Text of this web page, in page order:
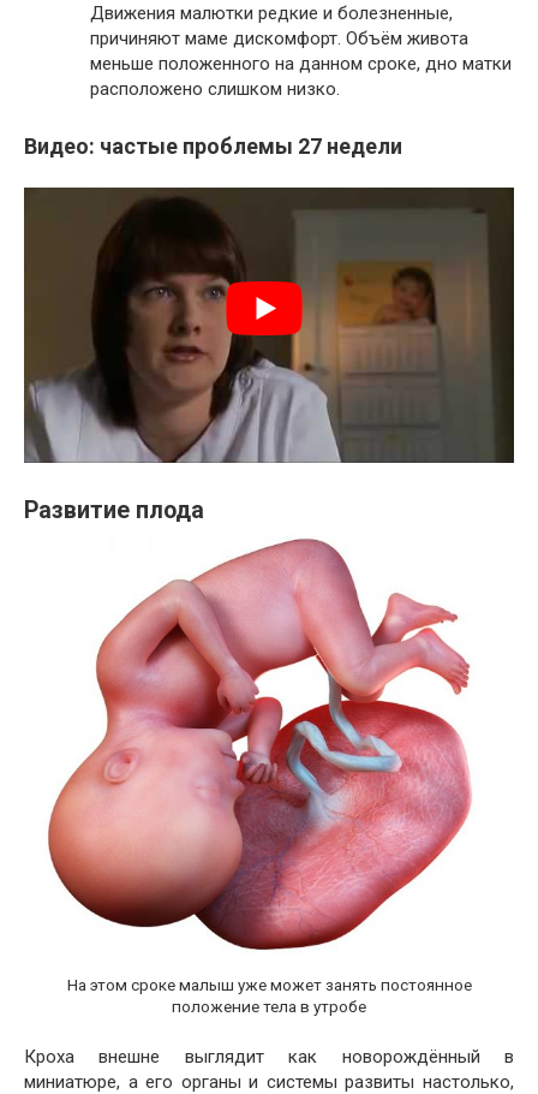
Движения малютки редкие и болезненные,
причиняют маме дискомфорт. Объём живота
меньше положенного на данном сроке, дно матки
расположено слишком низко.
Видео: частые проблемы 27 недели
Развитие плода
На этом сроке малыш уже может занять постоянное
положение тела в утробе
Кроха внешне выглядит как новорождённый в
миниатюре, а его органы и системы развиты настолько,